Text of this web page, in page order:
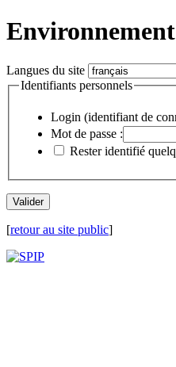
Langues du site
Identifiants personnels
Login (identifiant de
Mot de passe :
Rester identifié
[retour au site public]